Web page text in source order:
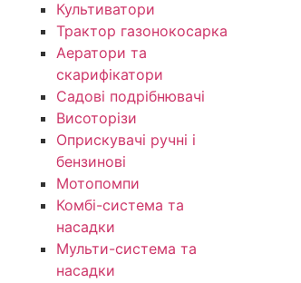
Культиватори
Трактор газонокосарка
Аератори та
скарифікатори
Садові подрібнювачі
Висоторізи
Оприскувачі ручні і
бензинові
Мотопомпи
Комбі-система та
насадки
Мульти-система та
насадки